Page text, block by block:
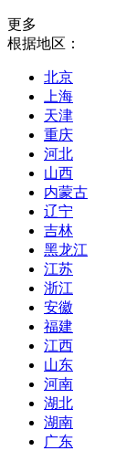
更多
根据地区：
北京
上海
天津
重庆
河北
山西
内蒙古
辽宁
吉林
黑龙江
江苏
浙江
安徽
福建
江西
山东
河南
湖北
湖南
广东